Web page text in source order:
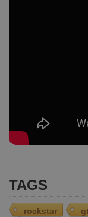
TAGS
rockstar